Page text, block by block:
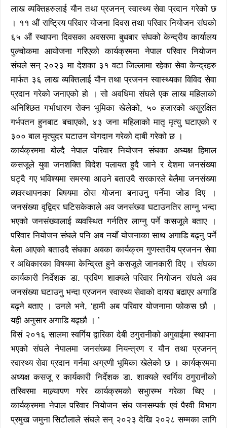
लाख व्यक्तिहरुलाई यौन तथा प्रजनन् स्वास्थ्य सेवा प्रदान गरेको छ
। ११ औं राष्ट्रिय परिवार योजना दिवस तथा परिवार नियोजन संघको
६५ औं स्थापना दिवसका अवसरमा बुधबार संघको केन्द्रीय कार्यालय
पुल्चोकमा आयोजना गरिएको कार्यक्रममा नेपाल परिवार नियोजन
संघले सन् २०२३ मा देशका ३१ वटा जिल्लामा रहेका सेवा केन्द्रहरु
मार्फत ३६ लाख व्यक्तिलाई यौन तथा प्रजनन स्वास्थ्यका विविद सेवा
प्रदान गरेको जनाएको हो । सो अवधिमा संघले एक लाख महिलाको
अनिश्छित गर्भाधारण रोक्न भूमिका खेलेको, ५० हजारको असुरक्षित
गर्भपतन हुनबाट बचाएको, ४३ जना महिलाको मातृ मृत्यु घटाएको र
३०० बाल मृत्युदर घटाउन योगदान गरेको दाबी गरेको छ ।
कार्यक्रममा बोल्दै नेपाल परिवार नियोजन संघका अध्यक्ष हिमाल
कसजूले युवा जनशक्ति विदेश पलायत हुदै जाने र देशमा जनसंख्या
घट्दै गए भविश्यमा समस्या आउने बताउदै सरकारले बेलैमा जनसंख्या
व्यवस्थापनका बिषयमा ठोस योजना बनाउनु पर्नेमा जोड दिए ।
जनसंख्या वृद्विदर घटिसकेकाले अव जनसंख्या घटाउनतिर लाग्नु भन्दा
भएको जनसंख्यालाई व्यवस्थित गर्नतिर लाग्नु पर्ने कसजूले बताए ।
परिवार नियोजन संघले पनि अब नयाँ योजनाका साथ अगाडि बढ्नु पर्ने
बेला आएको बताउदै संघका अवका कार्यक्रम गुणस्तरीय प्रजनन सेवा
र अधिकारका विषयमा केन्द्रित हुने कसजूले जानकारी दिए । संघका
कार्यकारी निर्देशक डा. प्रविण शाक्यले परिवार नियोजन संघले अव
जनसंख्या घटाउनु भन्दा प्रजनन स्वास्थ्य सेवाको दायरा बढाएर अगाडि
बढ्ने बताए । उनले भने, ‘हामी अब परिवार योजनामा फोकस छौ ।
यही अनुसार अगाडि बढ्छौ । ’
विसं २०१६ सालमा स्वर्गिय द्वारिका देबी ठगुरानीको अगुवाईमा स्थापना
भएको संघले नेपालमा जनसंख्या नियन्त्रण र यौन तथा प्रजनन्
स्वास्थ्य सेवा प्रदान गर्नमा अग्रणी भूमिका खेलेको छ । कार्यक्रममा
अध्यक्ष कसजू र कार्यकारी निर्देशक डा. शाक्यले स्वर्गिय ठगुरानीको
तस्विरमा माल्र्यापण गरेर कार्यक्रमको सभुारम्भ गरेका थिए ।
कार्यक्रममा नेपाल परिवार नियोजन संघ जनसम्पर्क एवं पैरवी विभाग
प्रमुख जमुना सिटौलाले संघले सन् २०२३ देखि २०२८ सम्मका लागि